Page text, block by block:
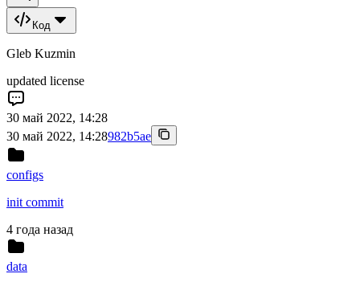
Код
Gleb Kuzmin
updated license
30 май 2022, 14:28
30 май 2022, 14:28982b5ae
configs
init commit
4 года назад
data